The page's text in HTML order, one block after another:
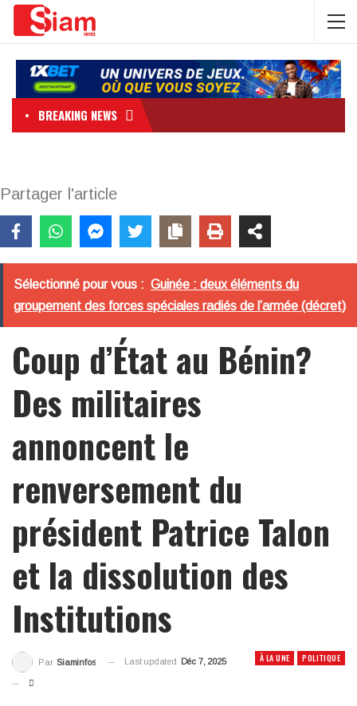
BREAKING NEWS
Partager l'article
Sélectionné pour vous : Guinée : deux éléments du
groupement des forces spéciales radiés de l’armée (décret)
Coup d’État au Bénin?
Des militaires
annoncent le
renversement du
président Patrice Talon
et la dissolution des
Institutions
À LA UNE POLITIQUE
Par Siaminfos Last updated Déc 7, 2025